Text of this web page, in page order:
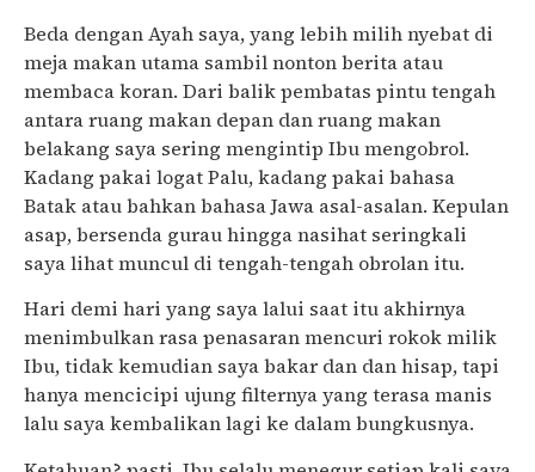
Beda dengan Ayah saya, yang lebih milih nyebat di
meja makan utama sambil nonton berita atau
membaca koran. Dari balik pembatas pintu tengah
antara ruang makan depan dan ruang makan
belakang saya sering mengintip Ibu mengobrol.
Kadang pakai logat Palu, kadang pakai bahasa
Batak atau bahkan bahasa Jawa asal-asalan. Kepulan
asap, bersenda gurau hingga nasihat seringkali
saya lihat muncul di tengah-tengah obrolan itu.
Hari demi hari yang saya lalui saat itu akhirnya
menimbulkan rasa penasaran mencuri rokok milik
Ibu, tidak kemudian saya bakar dan dan hisap, tapi
hanya mencicipi ujung filternya yang terasa manis
lalu saya kembalikan lagi ke dalam bungkusnya.